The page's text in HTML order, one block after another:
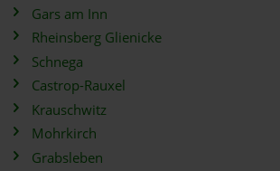
Gars am Inn
Rheinsberg Glienicke
Schnega
Castrop-Rauxel
Krauschwitz
Mohrkirch
Grabsleben